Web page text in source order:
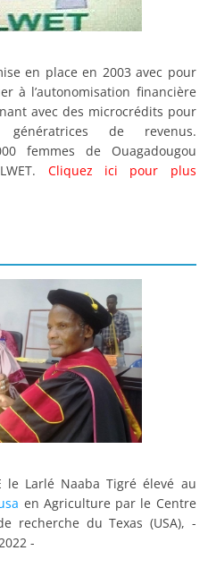
en place en 2003 avec pour
à l’autonomisation financière
avec des microcrédits pour
de revenus.
femmes de Ouagadougou
Cliquez ici pour plus
le Larlé Naaba Tigré élevé au
en Agriculture par le Centre
recherche du Texas (USA), -
-